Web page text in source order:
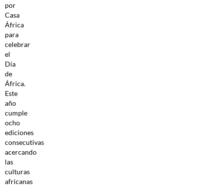
por
Casa
África
para
celebrar
el
Día
de
África.
Este
año
cumple
ocho
ediciones
consecutivas
acercando
las
culturas
africanas